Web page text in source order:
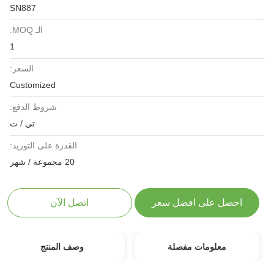
SN887
الـ MOQ:
السعر:
Customized
شروط الدفع:
تي / ت
القدرة على التوريد:
20 مجموعة / شهر
احصل على افضل سعر اتصل الآن
معلومات مفصلة وصف المنتج